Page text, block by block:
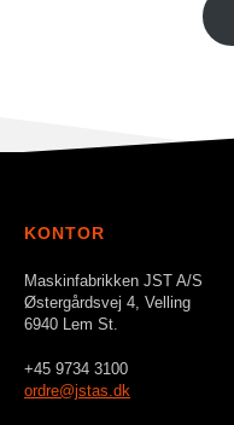
KONTOR
Maskinfabrikken JST A/S
Østergårdsvej 4, Velling
6940 Lem St.
+45 9734 3100
ordre@jstas.dk